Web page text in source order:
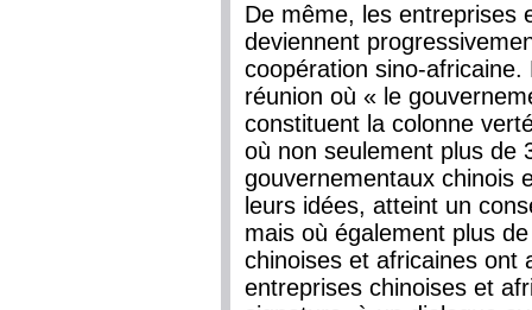
De même, les entreprises
deviennent
coopération sino-
réunion où « le
constituent la colonne
où non seulement plus de
gouvernementaux chinois
leurs idées, atteint un
mais où également plus
chinoises et africaines ont
entreprises chinoises et